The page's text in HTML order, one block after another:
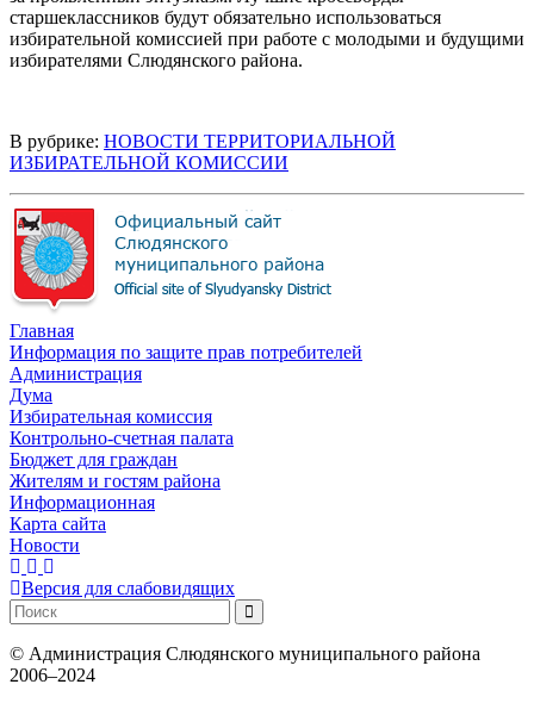
старшеклассников будут обязательно использоваться
избирательной комиссией при работе с молодыми и будущими
избирателями Слюдянского района.
В рубрике: НОВОСТИ ТЕРРИТОРИАЛЬНОЙ
ИЗБИРАТЕЛЬНОЙ КОМИССИИ
Главная
Информация по защите прав потребителей
Администрация
Дума
Избирательная комиссия
Контрольно-счетная палата
Бюджет для граждан
Жителям и гостям района
Информационная
Карта сайта
Новости
Версия для слабовидящих
© Администрация Слюдянского муниципального района
2006–2024